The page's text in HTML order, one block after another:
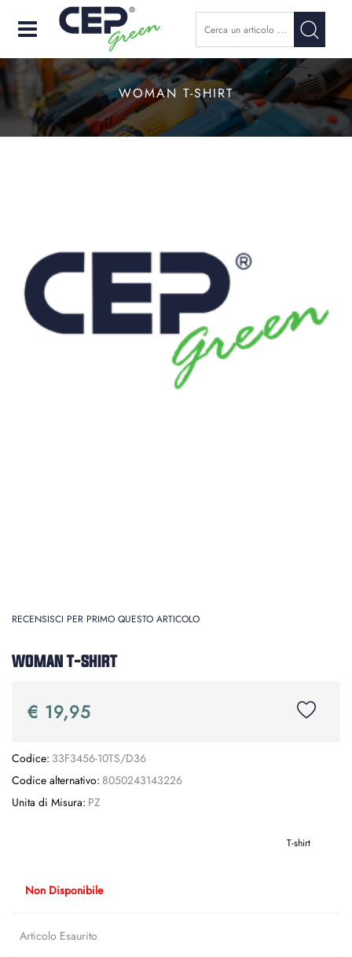
Open
WOMAN T-SHIRT
RECENSISCI PER PRIMO QUESTO ARTICOLO
WOMAN T-SHIRT
€ 19,95
Codice: 33F3456-10TS/D36
Codice alternativo: 8050243143226
Unita di Misura: PZ
T-shirt
Non Disponibile
Articolo Esaurito